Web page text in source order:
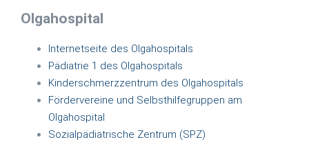
Olgahospital
Internetseite des Olgahospitals
Pädiatrie 1 des Olgahospitals
Kinderschmerzzentrum des Olgahospitals
Fördervereine und Selbsthilfegruppen am
Olgahospital
Sozialpädiatrische Zentrum (SPZ)